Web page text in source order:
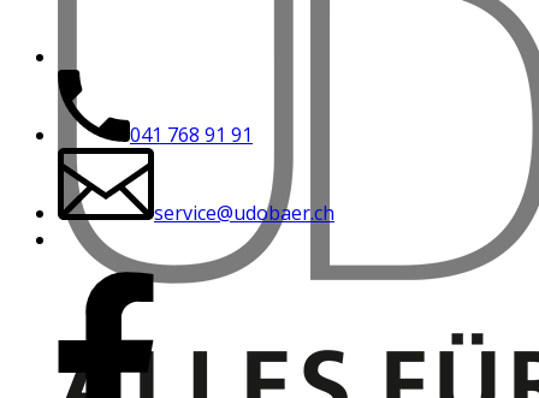
041 768 91 91
service@udobaer.ch